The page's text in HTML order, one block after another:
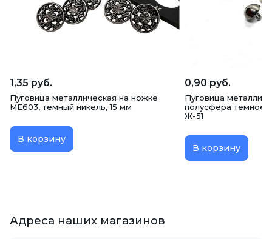
1,35 руб.
Пуговица металлическая на ножке
ME603, темный никель, 15 мм
В корзину
0,90 руб.
Пуговица
полусфера темное
Ж-51
В корзину
Адреса наших магазинов